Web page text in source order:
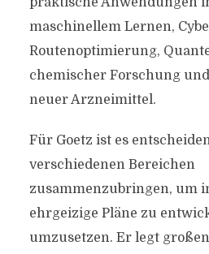
maschinellem Lernen,
Routenoptimierung,
chemischer Forschung
neuer Arzneimittel.
Für Goetz ist es
verschiedenen Bereichen
zusammenzubringen, um
ehrgeizige Pläne zu
umzusetzen. Er legt